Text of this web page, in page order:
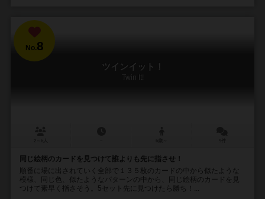
No.8
ツインイット！
Twin It!
同じ絵柄のカードを見つけて誰よりも先に指させ！
順番に場に出されていく全部で１３５枚のカードの中から似たような
模様、同じ色、似たようなパターンの中から、同じ絵柄のカードを見
つけて素早く指さそう。5セット先に見つけたら勝ち！...